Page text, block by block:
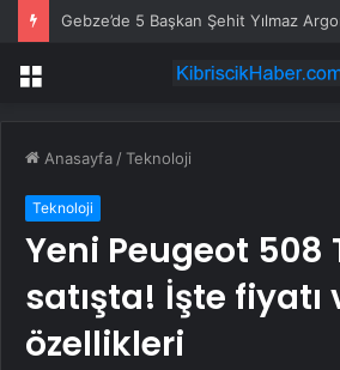
Gebze’de 5 Başkan Şehit Yılmaz
Menü
Anasayfa /Teknoloji
Teknoloji
Yeni Peugeot 508
satışta! İşte fiyatı
özellikleri